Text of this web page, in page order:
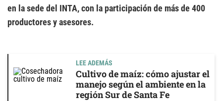
en la sede del INTA, con la participación de más de 400
productores y asesores.
LEE ADEMÁS
Cultivo de maíz: cómo ajustar el
manejo según el ambiente en la
región Sur de Santa Fe